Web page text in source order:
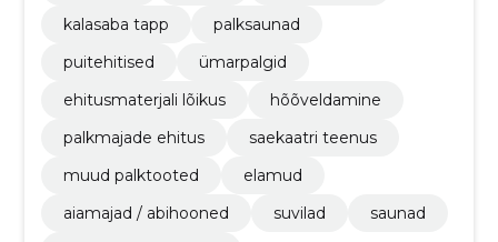
kalasaba tapp
palksaunad
puitehitised
ümarpalgid
ehitusmaterjali lõikus
hõõveldamine
palkmajade ehitus
saekaatri teenus
muud palktooted
elamud
aiamajad / abihooned
suvilad
saunad